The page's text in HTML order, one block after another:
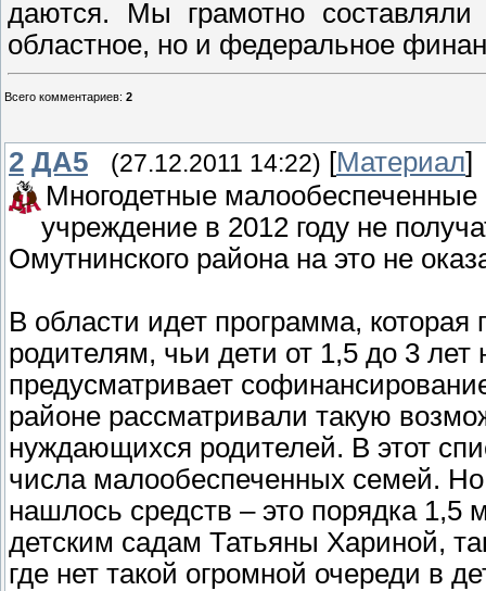
даются. Мы грамотно
областное, но и федеральное
Всего комментариев: 2
2 ДА5 (27.12.2011 14:22) [Материал]
Многодетные
учреждение в 2012 году не
Омутнинского района на это не
В области идет программа,
родителям, чьи дети от 1,5 до 3
предусматривает
районе рассматривали такую
нуждающихся родителей. В этот
числа малообеспеченных семей.
нашлось средств – это порядка
детским садам Татьяны Хариной,
где нет такой огромной очереди в